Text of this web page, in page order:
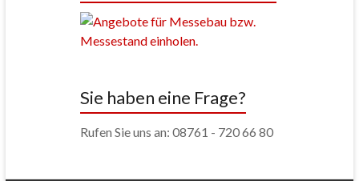
Sie haben eine Frage?
Rufen Sie uns an: 08761 - 720 66 80